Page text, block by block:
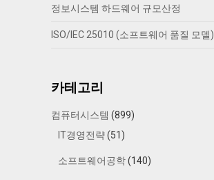
정보시스템 하드웨어 규모산정
ISO/IEC 25010 (소프트웨어 품질 모델)
카테고리
컴퓨터시스템 (899)
IT경영전략(51)
소프트웨어공학(140)